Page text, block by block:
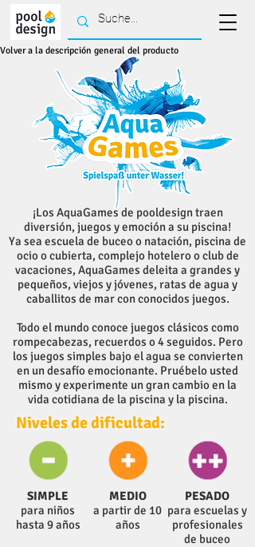
¡Los AquaGames de pooldesign traen
diversión, juegos y emoción a su piscina!
Ya sea escuela de buceo o natación, piscina de
ocio o cubierta, complejo hotelero o club de
vacaciones, AquaGames deleita a grandes y
pequeños, viejos y jóvenes, ratas de agua y
caballitos de mar con conocidos juegos.
Todo el mundo conoce juegos clásicos como
rompecabezas, recuerdos o 4 seguidos. Pero
los juegos simples bajo el agua se convierten
en un desafío emocionante. Pruébelo usted
mismo y experimente un gran cambio en la
vida cotidiana de la piscina y la piscina.
Volver a la descripción general del producto
Niveles de dificultad:
SIMPLE
para niños
hasta 9 años
MEDIO
a partir de 10
años
PESADO
para escuelas y
profesionales
de buceo